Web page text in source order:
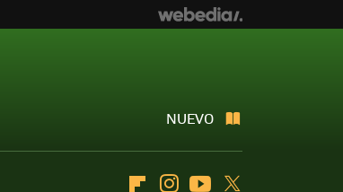
NUEVO
FlipboardInstagramYoutube